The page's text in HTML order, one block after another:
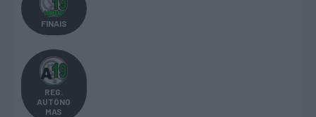
FINAIS
REG.
AUTÓNO
MAS